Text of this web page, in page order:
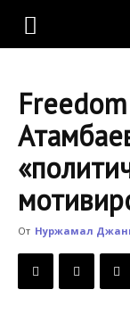
KLOOP.KG
Новости
Кыргызстана
От Нуржамал